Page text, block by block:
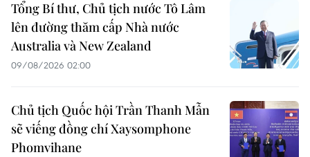
Tổng Bí thư, Chủ tịch nước Tô Lâm
lên đường thăm cấp Nhà nước
Australia và New Zealand
09/08/2026 02:00
Chủ tịch Quốc hội Trần Thanh Mẫn
sẽ viếng đồng chí Xaysomphone
Phomvihane